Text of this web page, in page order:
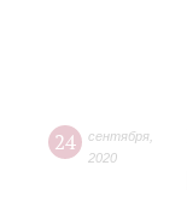
24 сентября
2020